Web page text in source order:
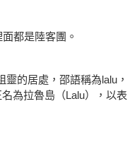
都是陸客團。
的居處，邵語稱為lalu，
為拉魯島（Lalu），以表